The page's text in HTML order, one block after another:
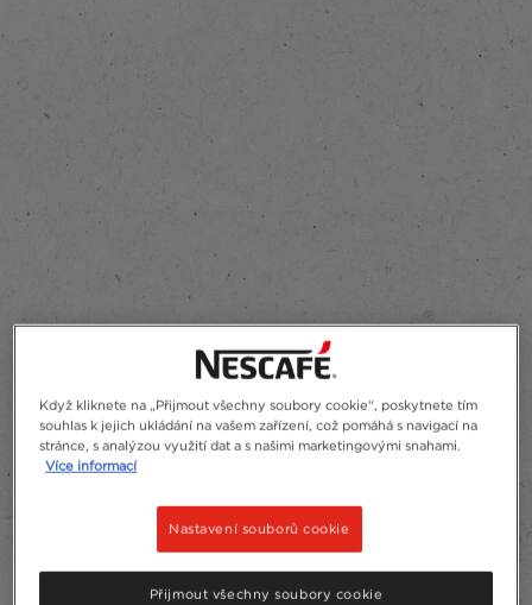
Pridať do obľúbených
Když kliknete na „Přijmout všechny soubory cookie“, poskytnete tím
souhlas k jejich ukládání na vašem zařízení, což pomáhá s navigací na
stránce, s analýzou využití dat a s našimi marketingovými snahami.
Více informací
Nastavení souborů cookie
Přijmout všechny soubory cookie